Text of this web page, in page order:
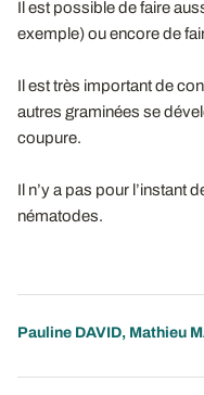
Il est possible de faire
exemple) ou encore de
Il est très important de
autres graminées se
coupure.
Il n’y a pas pour l’instant
nématodes.
Pauline DAVID, Mathieu